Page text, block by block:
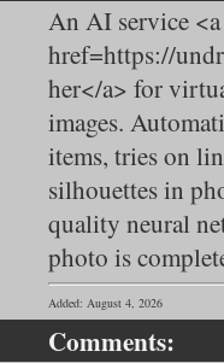
An AI service <a
href=https://
her</a> for
images.
items, tries on
silhouettes in
quality neural
photo is
Added: August 4, 2026
Comments: